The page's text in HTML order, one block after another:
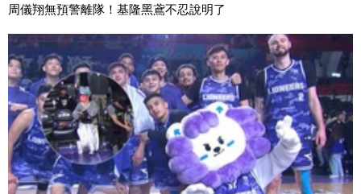
周儀翔無預警離隊！基隆黑鳶不忍說明了